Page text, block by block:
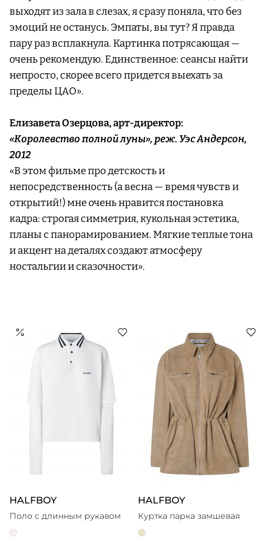
выходят из зала в слезах, я сразу поняла, что без
эмоций не останусь. Эмпаты, вы тут? Я правда
пару раз всплакнула. Картинка потрясающая —
очень рекомендую. Единственное: сеансы найти
непросто, скорее всего придется выехать за
пределы ЦАО».
Елизавета Озерцова, арт-директор:
«Королевство полной луны», реж. Уэс Андерсон,
2012
«В этом фильме про детскость и
непосредственность (а весна — время чувств и
открытий!) мне очень нравится постановка
кадра: строгая симметрия, кукольная эстетика,
планы с панорамированием. Мягкие теплые тона
и акцент на деталях создают атмосферу
ностальгии и сказочности».
HALFBOY
Поло с длинным рукавом
HALFBOY
Куртка парка замшевая